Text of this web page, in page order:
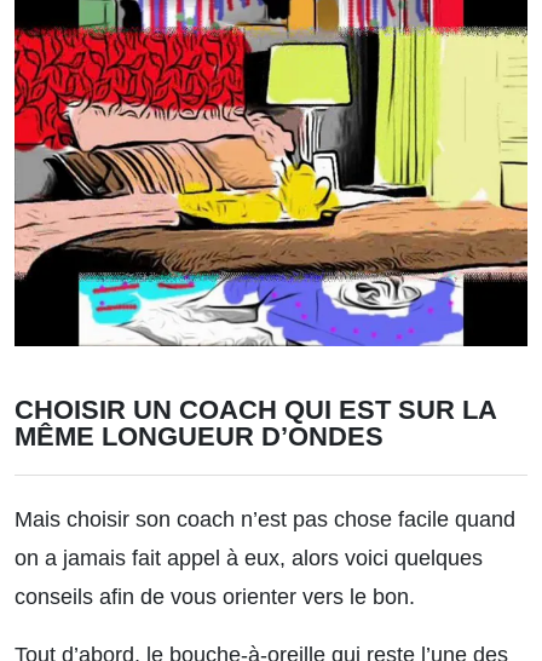
CHOISIR UN COACH QUI EST SUR LA
MÊME LONGUEUR D’ONDES
Mais choisir son coach n’est pas chose facile quand
on a jamais fait appel à eux, alors voici quelques
conseils afin de vous orienter vers le bon.
Tout d’abord, le bouche-à-oreille qui reste l’une des